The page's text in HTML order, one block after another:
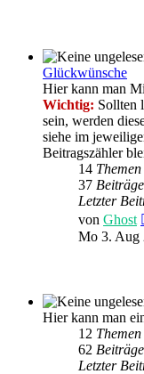
Glückwünsche
Hier kann man
Wichtig: Sollten
sein, werden
siehe im
Beitragszähler
14 Themen
37 Beiträge
Letzter
von Ghost
Mo 3. Aug
Hier kann man
12 Themen
62 Beiträge
Letzter